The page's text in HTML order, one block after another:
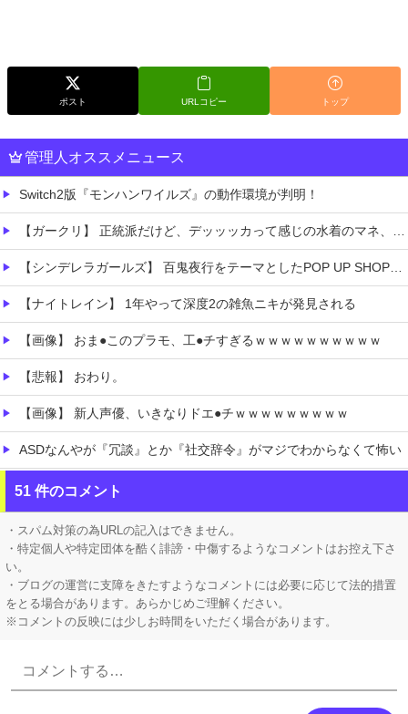
ポスト URLコピー トップ
管理人オススメニュース
Switch2版『モンハンワイルズ』の動作環境が判明！
【ガークリ】 正統派だけど、デッッッカって感じの水着のマネ、ラファエ口、セッシュウへの反応！！！
【シンデレラガールズ】 百鬼夜行をテーマとしたPOP UP SHOPが東京・大阪にて開催
【ナイトレイン】 1年やって深度2の雑魚ニキが発見される
【画像】 おま●このプラモ、工●チすぎるｗｗｗｗｗｗｗｗｗｗ
【悲報】 おわり。
【画像】 新人声優、いきなりドエ●チｗｗｗｗｗｗｗｗｗ
ASDなんやが『冗談』とか『社交辞令』がマジでわからなくて怖い
【画像】 卒業が決定しているホロライブVtuberさん、にじさんじから熱烈勧誘を受けてしまうｗｗｗｗｗｗｗ
ホロライブ「兎田ぺこら」主催者を暴露した姫森ルーナ「ホロ夏AmongUs」ぺこーら主催！ケモミミリーグに被るから炎上回避しようとした？画像あり
51 件のコメント
・スパム対策の為URLの記入はできません。
・特定個人や特定団体を酷く誹謗・中傷するようなコメントはお控え下さ
い。
・ブログの運営に支障をきたすようなコメントには必要に応じて法的措置
をとる場合があります。あらかじめご理解ください。
※コメントの反映には少しお時間をいただく場合があります。